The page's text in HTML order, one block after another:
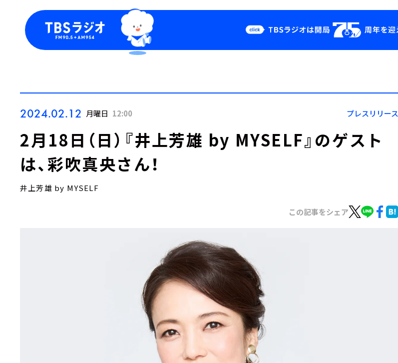
Podcast
YouTube
会社情報
2024.02.12 月曜日 12:00 プレスリリース
2月18日（日）『井上芳雄 by MYSELF』のゲスト
は、彩吹真央さん！
井上芳雄 by MYSELF
この記事をシェア